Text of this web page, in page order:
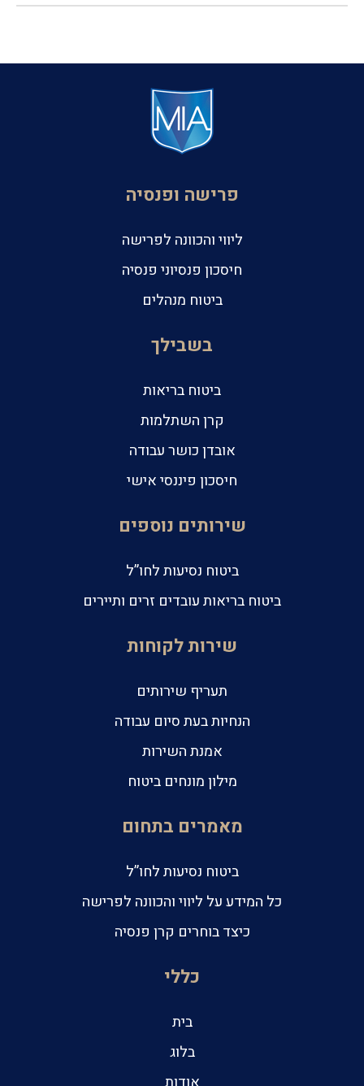
פרישה ופנסיה
ליווי והכוונה לפרישה
חיסכון פנסיוני פנסיה
ביטוח מנהלים
בשבילך
ביטוח בריאות
קרן השתלמות
אובדן כושר עבודה
חיסכון פיננסי אישי
שירותים נוספים
ביטוח נסיעות לחו”ל
ביטוח בריאות עובדים זרים ותיירים
שירות לקוחות
תעריף שירותים
הנחיות בעת סיום עבודה
אמנת השירות
מילון מונחים ביטוח
מאמרים בתחום
ביטוח נסיעות לחו”ל
כל המידע על ליווי והכוונה לפרישה
כיצד בוחרים קרן פנסיה
כללי
בית
בלוג